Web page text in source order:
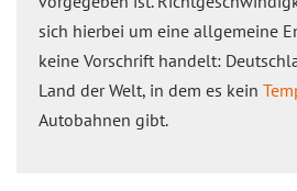
sich hierbei um eine allgemeine
keine Vorschrift handelt:
Land der Welt, in dem es kein
Autobahnen gibt.